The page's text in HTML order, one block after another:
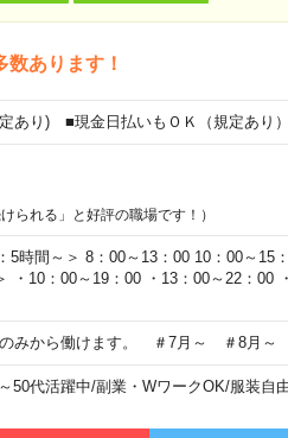
あります！
あり) ■現金日払いもＯＫ（規定あり）
られる」と好評の職場です！）
時間～＞ 8：00～13：00 10：00～15
・10：00～19：00 ・13：00～22：00
みから働けます。 ＃7月～ ＃8月～
50代活躍中/副業・WワークOK/服装自